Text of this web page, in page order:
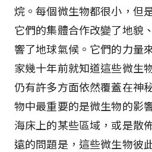
烷。每個微生物都很小，但
它們的集體合作改變了地貌
響了地球氣候。它們的力量
家幾十年前就知道這些微生
仍有許多方面依然覆蓋在神
物中最重要的是微生物的影
海床上的某些區域，或是散
遠的問題是，這些微生物彼